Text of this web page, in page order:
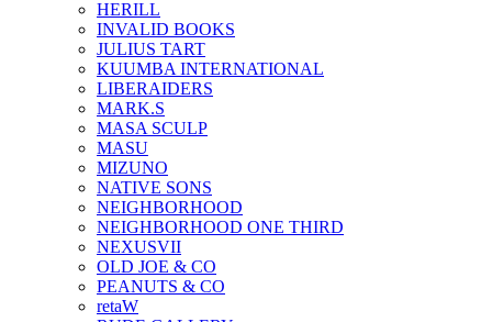
HERILL
INVALID BOOKS
JULIUS TART
KUUMBA INTERNATIONAL
LIBERAIDERS
MARK.S
MASA SCULP
MASU
MIZUNO
NATIVE SONS
NEIGHBORHOOD
NEIGHBORHOOD ONE THIRD
NEXUSVII
OLD JOE & CO
PEANUTS & CO
retaW